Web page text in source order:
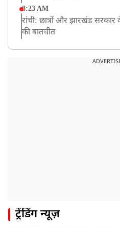
8:23 AM
रांची: छात्रों और झारखंड
की बातचीत
देशभर में आज से 'हर घर तिरंगा'
ट्रेंडिंग न्यूज़